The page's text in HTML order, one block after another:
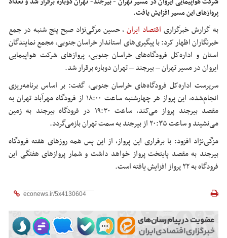
پروازهای این مسیر افزایش یافت.
به گزارش خبرگزاری اقتصاد ایران،حسینمزگی‌نژاد صبح پنج شنبه در جمع
خبرنگاران اظهار کرد: با پیگیری‌های استاندار خراسان جنوبی، مجمع نمایندگان
استان و اداره‌کل فرودگاه‌های خراسان جنوبی، پروازهای شرکت هواپیمایی
ایروان در مسیر تهران – بیرجند – تهران دوباره برقرار شد.
سرپرست اداره‌کل فرودگاه‌های خراسان جنوبی، گفت: بر اساس برنامه‌ریزی
انجام‌شده، این پرواز هر چهارشنبه ساعت ۱۸:۰۰ از فرودگاه مهرآباد تهران به
مقصد بیرجند پرواز می‌کند، ساعت ۱۹:۳۰ در فرودگاه بیرجند به زمین
می‌نشیند و ساعت ۲۰:۳۵ از بیرجند به سمت تهران بازمی‌گردد.
مزگی‌نژاد افزود: با برقراری این پرواز، از این پس همه روزهای هفته فرودگاه
بیرجند به مقصد پایتخت پرواز خواهد داشت و شمار پروازهای هفتگی این
فرودگاه به ۲۲ پرواز افزایش یافته است.